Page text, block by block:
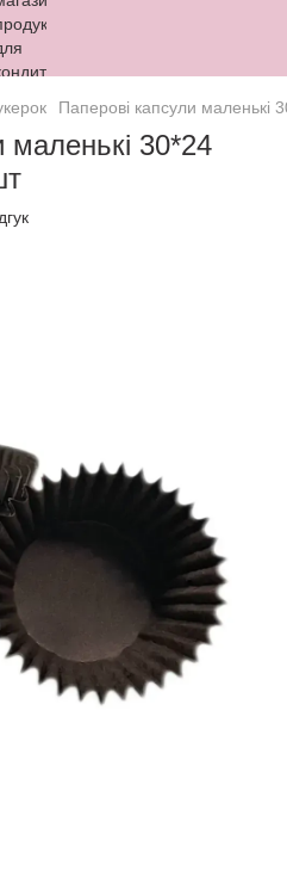
Паперові капсули маленькі
маленькі 30*24